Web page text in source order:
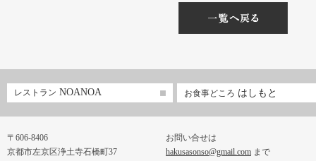
レストラン NOANOA お食事どころ はしもと
〒606-8406
京都市左京区浄土寺石橋町37
お問い合せは
hakusasonso@gmail.com まで